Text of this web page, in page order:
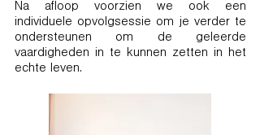
Na afloop voorzien we ook een
individuele opvolgsessie om je verder te
ondersteunen om de geleerde
vaardigheden in te kunnen zetten in het
echte leven.